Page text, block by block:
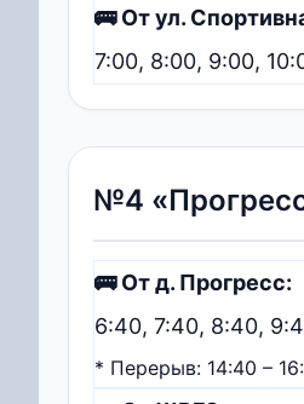
🚌 От ул.
7:00, 8:00, 9:00,
№4
🚌 От д. Прогресс:
6:40, 7:40, 8:40,
* Перерыв: 14:40 –